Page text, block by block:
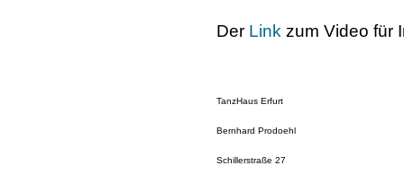
Der Link zum Video für
TanzHaus Erfurt
Bernhard Prodoehl
Schillerstraße 27